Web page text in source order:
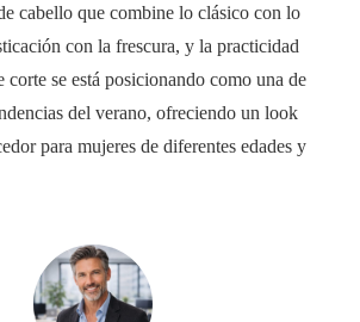
cabello que combine lo clásico con lo
con la frescura, y la practicidad
corte se está posicionando como una de
del verano, ofreciendo un look
para mujeres de diferentes edades y